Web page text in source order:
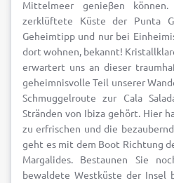
Mittelmeer genieβen
zerklüftete Küste der Punta
Geheimtipp und nur bei
dort wohnen, bekannt!
erwartert uns an dieser
geheimnisvolle Teil unserer
Schmuggelroute zur Cala
Stränden von Ibiza gehört. Hier
zu erfrischen und die
geht es mit dem Boot Richtung
Margalides. Bestaunen Sie
bewaldete Westküste der Insel